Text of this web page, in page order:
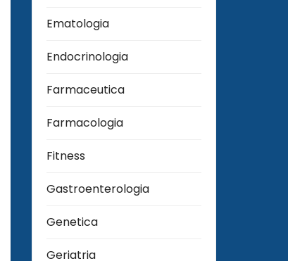
Ematologia
Endocrinologia
Farmaceutica
Farmacologia
Fitness
Gastroenterologia
Genetica
Geriatria